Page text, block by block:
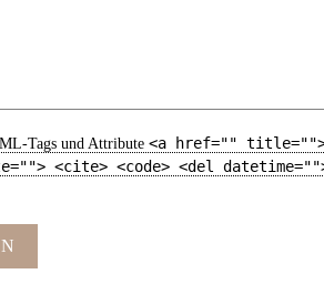
-Tags und Attribute <a href=""
<cite> <code> <del